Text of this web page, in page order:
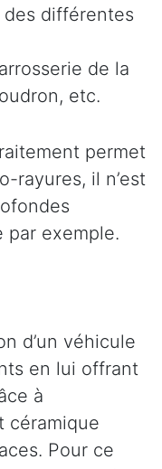
différentes
de la
etc.
permet
rayures, il n’est
par exemple.
d’un véhicule
en lui offrant
à
céramique
Pour ce